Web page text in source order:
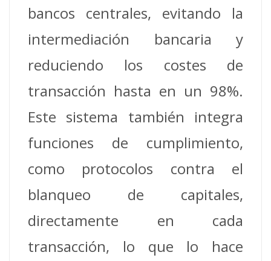
bancos centrales, evitando la
intermediación bancaria y
reduciendo los costes de
transacción hasta en un 98%.
Este sistema también integra
funciones de cumplimiento,
como protocolos contra el
blanqueo de capitales,
directamente en cada
transacción, lo que lo hace